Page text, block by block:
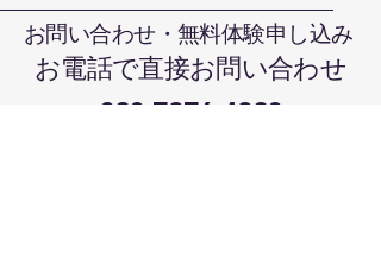
お問い合わせ・無料体験申し込み
お電話で直接お問い合わせ
090-7376-4390